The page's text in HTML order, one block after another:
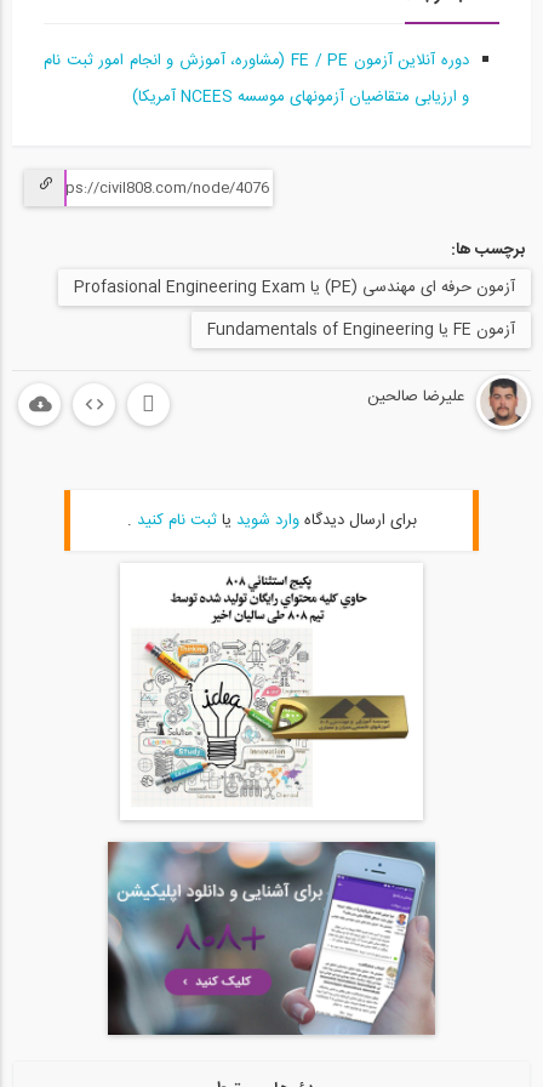
17
1:04:36
18
آمادگی آزمون بین المللی FE و PE قسمت...
آمادگی آزمون بین المللی FE و PE قسمت...
آمادگی آزمون بین المللی FE و PE قسمت...
آمادگی آزمون بین المللی FE و PE قسمت...
دوره آنلاین آزمون FE / PE (مشاوره، آموزش و انجام امور ثبت نام
و ارزیابی متقاضیان آزمونهای موسسه NCEES آمریکا)
برچسب ها:
آزمون حرفه ای مهندسی (PE) یا Profasional Engineering Exam
آزمون FE یا Fundamentals of Engineering
علیرضا صالحین
برای ارسال دیدگاهوارد شوید یاثبت نام کنید .